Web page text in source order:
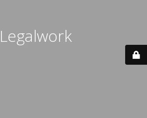
Legalwork